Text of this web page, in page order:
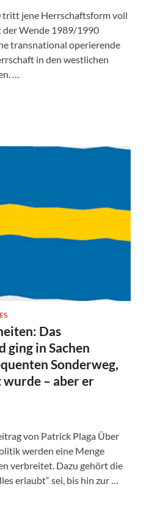
tritt jene Herrschaftsform voll
der Wende 1989/1990
transnational operierende
in den westlichen
…
Das
ging in Sachen
Sonderweg,
– aber er
von Patrick Plaga Über
werden eine Menge
verbreitet. Dazu gehört die
erlaubt“ sei, bis hin zur …